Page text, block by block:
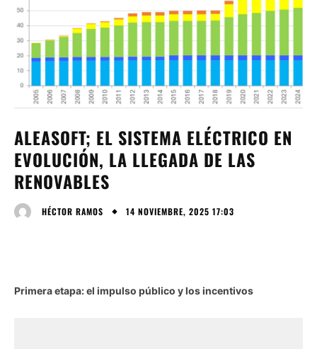
ALEASOFT; EL SISTEMA ELÉCTRICO EN
EVOLUCIÓN, LA LLEGADA DE LAS
RENOVABLES
HÉCTOR RAMOS 14 NOVIEMBRE, 2025 17:03
Primera etapa: el impulso público y los incentivos